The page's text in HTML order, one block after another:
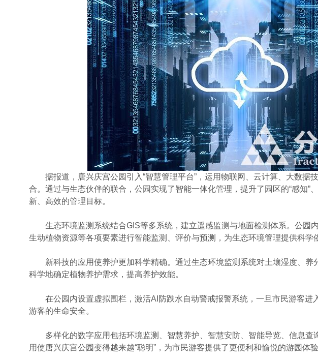
据报道，唐兴庆宫公园引入“智慧管理平台”，运用物联网、云计算、大数据
合。通过与生态伙伴的联合，公园实现了智能一体化管理，提升了园区的“感知”、
新、高效的管理目标。
生态环境监测系统结合GIS等多系统，建立遥感监测与地面检测体系。公园
生动植物资源等各项要素进行智能监测、评价与预测，为生态环境管理提供科学
新科技的应用使养护更加科学精确。通过生态环境监测系统对土壤湿度、养
科学地确定植物养护需求，提高养护效能。
在公园内设置虚拟围栏，激活AI防跌水自动警戒报警系统，一旦市民游客进
游客的生命安全。
多样化的数字应用包括环境监测、智慧养护、智慧安防、智能导览、信息查
用使唐兴庆宫公园变得越来越“聪明”，为市民游客提供了更便利和愉悦的游园体验